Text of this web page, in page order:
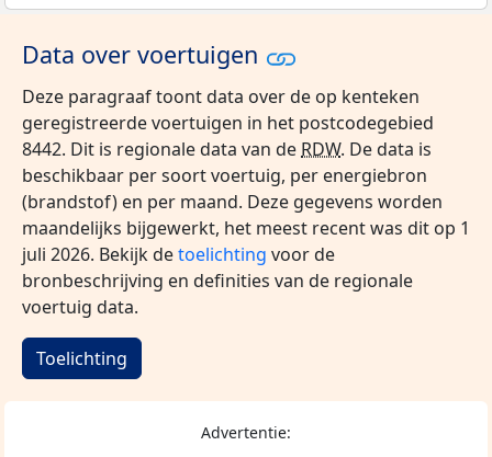
Data over voertuigen
Deze paragraaf toont data over de op kenteken
geregistreerde voertuigen in het postcodegebied
8442. Dit is regionale data van de RDW. De data is
beschikbaar per soort voertuig, per energiebron
(brandstof) en per maand. Deze gegevens worden
maandelijks bijgewerkt, het meest recent was dit op 1
juli 2026. Bekijk detoelichting voor de
bronbeschrijving en definities van de regionale
voertuig data.
Toelichting
Advertentie: